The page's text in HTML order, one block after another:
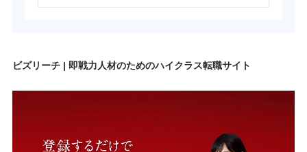
ビズリーチ | 即戦力人材のためのハイクラス転職サイト